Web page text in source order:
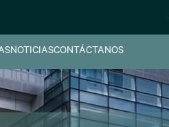
NOTICIASCONTÁCTANOS